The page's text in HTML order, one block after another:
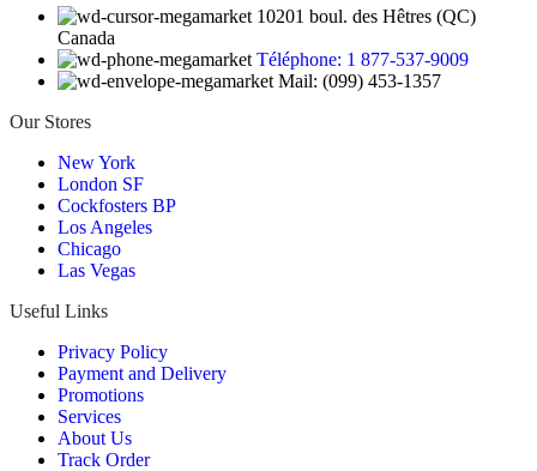
10201 boul. des Hêtres (QC)
Canada
Téléphone: 1 877-537-9009
Mail: (099) 453-1357
Our Stores
New York
London SF
Cockfosters BP
Los Angeles
Chicago
Las Vegas
Useful Links
Privacy Policy
Payment and Delivery
Promotions
Services
About Us
Track Order